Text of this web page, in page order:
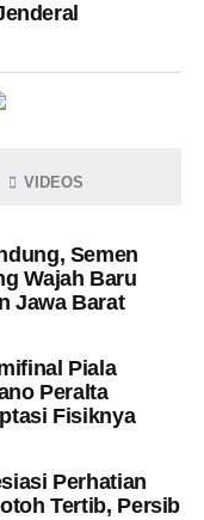
VIDEOS
Semen
Wajah Baru
Jawa Barat
Piala
Peralta
Fisiknya
Perhatian
Tertib, Persib